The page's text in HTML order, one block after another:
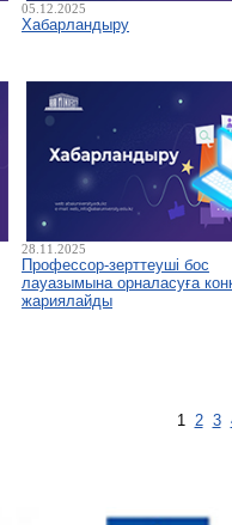
05.12.2025
Хабарландыру
28.11.2025
Профессор-зерттеуші бос
лауазымына орналасуға
жариялайды
1 2 3